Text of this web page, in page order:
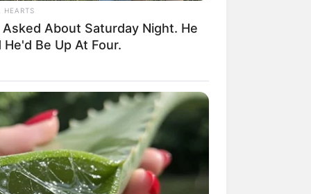
9 Chat Ojek Online &
Ini Bikin Auto
HEARTS
Asked About Saturday Night. He
He'd Be Up At Four.